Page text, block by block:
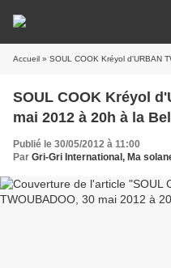
Accueil » SOUL COOK Kréyol d'URBAN
SOUL COOK Kréyol
mai 2012 à 20h à la
Publié le 30/05/2012 à 11:00
Par Gri-Gri International, Ma